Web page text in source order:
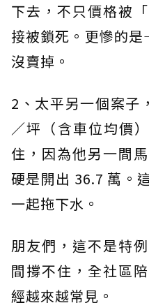
下去，不只價格被
接被鎖死。更慘的
沒賣掉。
2、太平另一個案子
／坪（含車位均價
住，因為他另一間
硬是開出 36.7 萬。
一起拖下水。
朋友們，這不是特
間撐不住，全社區
經越來越常見。